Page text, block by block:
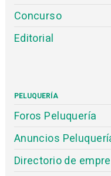
Concurso
Editorial
PELUQUERÍA
Foros Peluquería
Anuncios
Directorio de